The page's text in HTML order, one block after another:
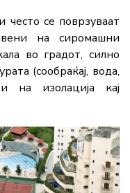
често се поврзуваат
на сиромашни
во градот, силно
(сообраќај, вода,
на изолација кај